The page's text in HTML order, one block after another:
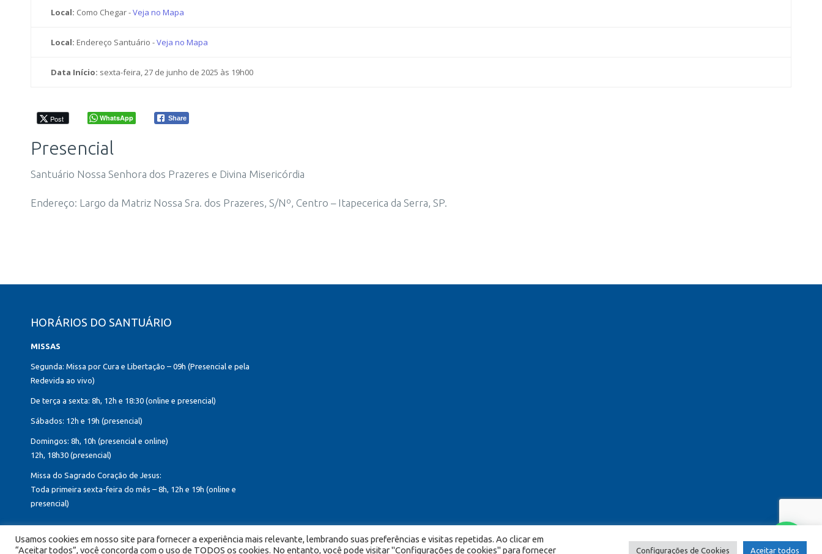
Local: Como Chegar -Veja no Mapa
Local: Endereço Santuário -Veja no Mapa
Data Início: sexta-feira, 27 de junho de 2025 às 19h00
Post WhatsApp Share
Presencial
Santuário Nossa Senhora dos Prazeres e Divina Misericórdia
Endereço: Largo da Matriz Nossa Sra. dos Prazeres, S/Nº, Centro – Itapecerica da Serra, SP.
HORÁRIOS DO SANTUÁRIO
MISSAS
Segunda: Missa por Cura e Libertação – 09h (Presencial e pela
Redevida ao vivo)
De terça a sexta: 8h, 12h e 18:30 (online e presencial)
Sábados: 12h e 19h (presencial)
Domingos: 8h, 10h (presencial e online)
12h, 18h30 (presencial)
Missa do Sagrado Coração de Jesus:
Toda primeira sexta-feira do mês – 8h, 12h e 19h (online e
presencial)
Usamos cookies em nosso site para fornecer a experiência mais relevante, lembrando suas preferências e visitas repetidas. Ao clicar em
“Aceitar todos”, você concorda com o uso de TODOS os cookies. No entanto, você pode visitar "Configurações de cookies" para fornecer
Configurações de Cookies Aceitar todos